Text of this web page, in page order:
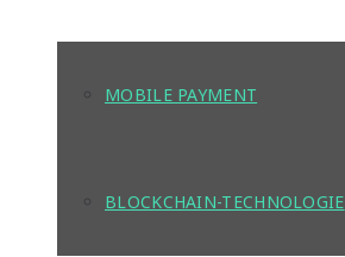
MOBILE PAYMENT
BLOCKCHAIN-TECHNOLOGIE